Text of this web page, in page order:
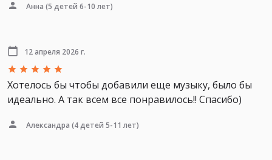
Анна (5 детей 6-10 лет)
12 апреля 2026 г.
Хотелось бы чтобы добавили еще музыку, было бы
идеально. А так всем все понравилось!! Спасибо)
Александра (4 детей 5-11 лет)